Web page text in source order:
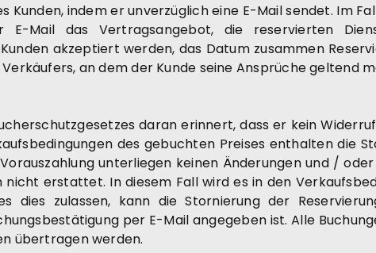
indem er unverzüglich eine E-Mail sendet. Im
Mail das Vertragsangebot, die reservierten
akzeptiert werden, das Datum zusammen
an dem der Kunde seine Ansprüche geltend
daran erinnert, dass er kein
des gebuchten Preises enthalten die
unterliegen keinen Änderungen und /
erstattet. In diesem Fall wird es in den
dies zulassen, kann die Stornierung der
per E-Mail angegeben ist. Alle
übertragen werden.